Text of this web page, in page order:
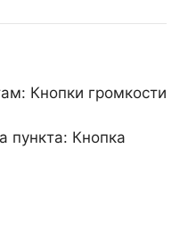
Кнопки громкости
пункта: Кнопка